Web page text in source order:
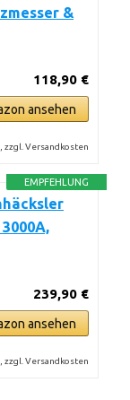
&
118,90 €
ansehen
zzgl. Versandkosten
EMPFEHLUNG
239,90 €
ansehen
zzgl. Versandkosten